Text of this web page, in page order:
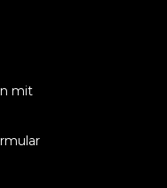
mit